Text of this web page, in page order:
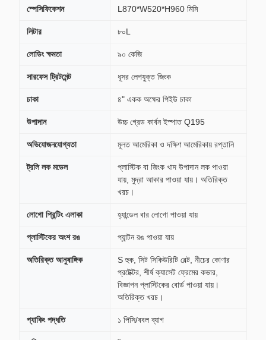
স্পেসিফিকেশন L870*W520*H960 মিমি
লিটার ৮০L
লোডিং ক্ষমতা ৯০ কেজি
সারফেস ট্রিটমেন্ট ধূসর লেপযুক্ত জিংক
চাকা ৪" একক অক্ষের পিইউ চাকা
উপাদান উচ্চ গ্রেড কার্বন ইস্পাত Q195
অভিযোজনযোগ্যতা মূলত আমেরিকা ও দক্ষিণ আমেরিকায় রপ্তানি
ট্রলি লক মডেল
প্লাস্টিক বা জিংক খাদ উপাদান লক পাওয়া
যায়, মুদ্রা আকার পাওয়া যায়। অতিরিক্ত
খরচ।
লোগো প্রিন্টিং এলাকা হ্যান্ডেল বার লোগো পাওয়া যায়
প্লাস্টিকের অংশ রঙ প্যান্টন রঙ পাওয়া যায়
অতিরিক্ত আনুষাঙ্গিক
S হুক, সিট সিকিউরিটি বেল্ট, নীচের কোণার
প্রটেক্টর, শীর্ষ ক্যাসেট ফ্রেমের কভার,
বিজ্ঞাপন প্লাস্টিকের বোর্ড পাওয়া যায়।
অতিরিক্ত খরচ।
প্যাকিং পদ্ধতি ১ পিসি/ববল ব্যাগ